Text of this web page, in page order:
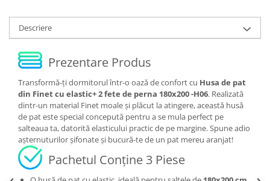
Descriere
Prezentare Produs
Transformă-ți dormitorul într-o oază de confort cu Husa de pat
din Finet cu elastic+ 2 fete de perna 180x200 -H06. Realizată
dintr-un material Finet moale și plăcut la atingere, această husă
de pat este special concepută pentru a se mula perfect pe
salteaua ta, datorită elasticului practic de pe margine. Spune adio
așternuturilor șifonate și bucură-te de un pat mereu aranjat!
Pachetul Conține 3 Piese